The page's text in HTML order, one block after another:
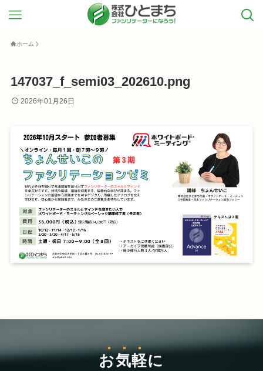
ホーム
147037_f_semi03_202610.png
2026年01月26日
お気軽に